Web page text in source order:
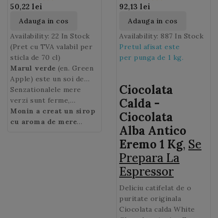
50,22 lei
Adauga in cos
Availability: 22 In Stock
(Pret cu TVA valabil per
sticla de 70 cl)
Marul verde (en. Green
Apple) este un soi de
mere foarte popular pe
nume Granny Smith, care
a aparut in Australia in
1868. Legenda spune ca o
Senzationalele mere
verzi sunt ferme,
crocante si sunt extrem
de apreciate datorita
Monin a creat un sirop
cu aroma de mere
92,13 lei
Adauga in cos
Availability: 887 In Stock
Pretul afisat este
per punga de 1 kg.
Ciocolata
Calda -
Ciocolata
Alba Antico
Eremo 1 Kg, Se
Prepara La
Espressor
Deliciu catifelat de o
puritate originala
Ciocolata calda White